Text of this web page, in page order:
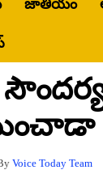
జాతీయం
Voice Today Team